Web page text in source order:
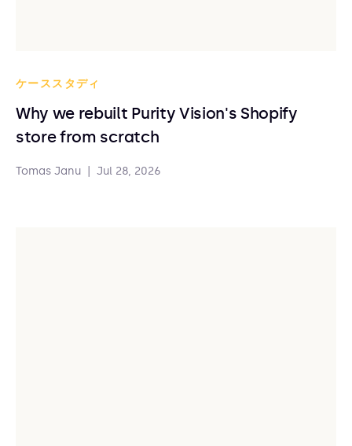
ケーススタディ
Why we rebuilt Purity Vision's Shopify
store from scratch
Tomas Janu Jul 28, 2026